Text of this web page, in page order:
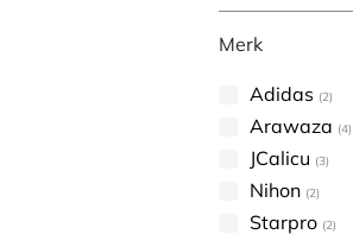
Merk
Adidas (2)
Arawaza (4)
JCalicu (3)
Nihon (2)
Starpro (2)